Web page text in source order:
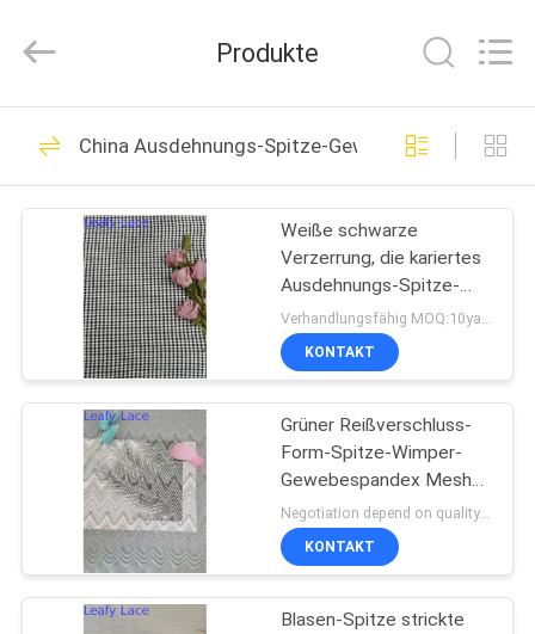
STARTSEITE
PRODUKTE
FABRIK
TOUR
QUALITÄTSKONTROLLE
KONTAKT
Reserved.
Gesticktes Spitze-
Gewebe
280
Paillette-gesticktes
Gewebe
194
Produkte
China Ausdehnungs-Spitze-Gewebe
Weiße schwarze
Verzerrung, die kariertes
Ausdehnungs-Spitze-
Gewebe-schwere
Masche strickt
Verhandlungsfähig MOQ:10yards
KONTAKT
Grüner Reißverschluss-
Form-Spitze-Wimper-
Gewebespandex Mesh
Fabric
KONTAKT
Blasen-Spitze strickte